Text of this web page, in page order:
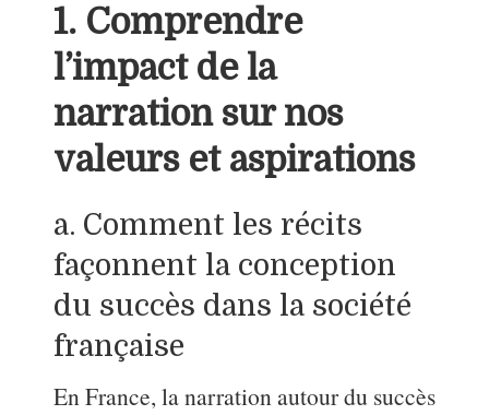
1. Comprendre
l’impact de la
narration sur nos
valeurs et aspirations
a. Comment les récits
façonnent la conception
du succès dans la société
française
En France, la narration autour du succès